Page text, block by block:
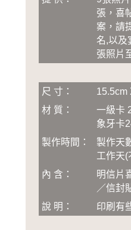
張，喜
案，請
名,以及
張照片
尺 寸：
15.5cm
材 質：
一級卡
象牙卡
製作時間：
製作天
工作天(
內 含：
明信片
／信封
說 明：
印刷有